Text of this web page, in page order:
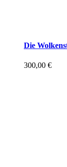
Die
300,00 €